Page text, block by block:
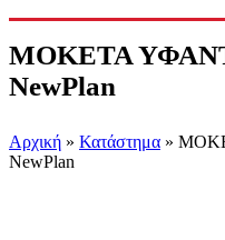
ΜΟΚΕΤΑ
NewPlan
Αρχική » Κατάστημα »
NewPlan